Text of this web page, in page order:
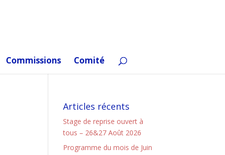
Commissions Comité
Articles récents
Stage de reprise ouvert à
tous – 26&27 Août 2026
Programme du mois de Juin